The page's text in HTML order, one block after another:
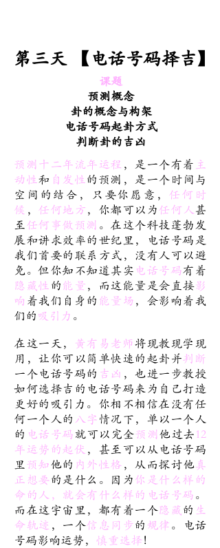
第三天 【电话号码择吉】
课题
预测概念
卦的概念与构架
电话号码起卦方式
判断卦的吉凶
预测十二年流年运程 ，是一个有着 主
动性和 自发性的预测，是一个时间与
空间的结合，只要你愿意， 任何时
候 ， 任何地方，你都可以为任何人甚
至任何事做预测 。在这个科技蓬勃发
展和讲求效率的世纪里，电话号码是
我们首要的联系方式，没有人可以避
免。但你知不知道其实 电话号码有着
隐藏性的能量，而这能量是会直接影
响着我们自身的 能量场，会影响着我
们的吸引力 。
在这一天，
黃有易老师将现教现学现
用，让你可以简单快速的起卦并判断
一个电话号码的 吉凶 ，也进一步教授
如何选择吉的电话号码来为自己打造
更好的吸引力。你相不相信在没有任
何一个人的 八字情况下，单以一个人
的 电话号码就可以完全预测他过去12
年运势的起伏 ，甚至可以从电话号码
里预知他的 内外性格，从而探讨他真
正想要的是什么。因为你是什么样的
命的人，就会有什么样的电话号码。
而在这宇宙里，都有着一个隐藏 的 生
命轨迹 ，一个信息同步的规律。电话
号码影响运势， 慎重选择！